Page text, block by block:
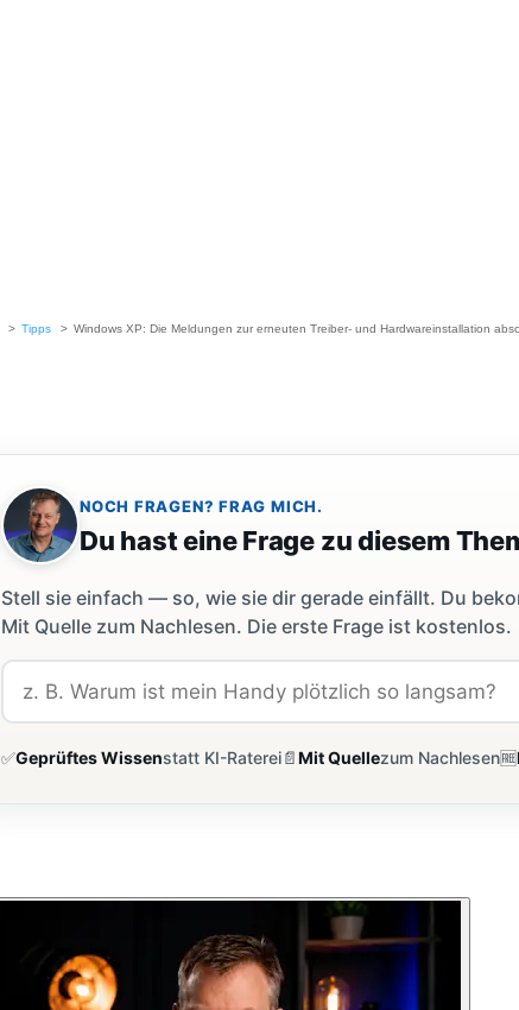
Tipps Windows XP: Die Meldungen zur erneuten Treiber- und Hardwareinstallation
NOCH FRAGEN? FRAG MICH.
Du hast eine Frage zu diesem
Stell sie einfach — so, wie sie dir gerade einfällt. Du
Mit Quelle zum Nachlesen. Die erste Frage ist kostenlos.
✅Geprüftes Wissenstatt KI-Raterei📄Mit Quellezum Nachlesen🆓